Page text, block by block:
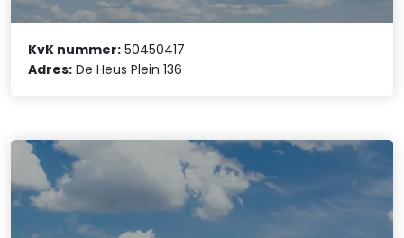
KvK nummer: 50450417
Adres: De Heus Plein 136